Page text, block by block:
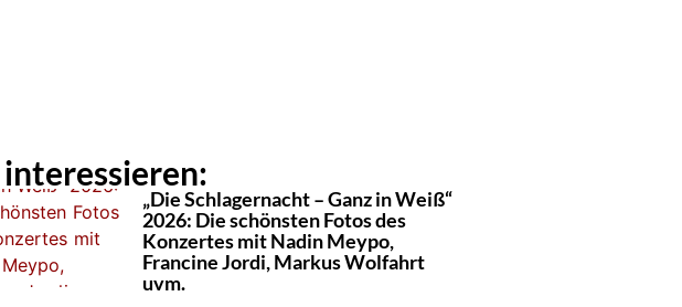
interessieren:
„Die Schlagernacht – Ganz in Weiß“
2026: Die schönsten Fotos des
Konzertes mit Nadin Meypo,
Francine Jordi, Markus Wolfahrt
uvm.